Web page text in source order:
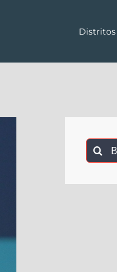
Distritos
Buscar: